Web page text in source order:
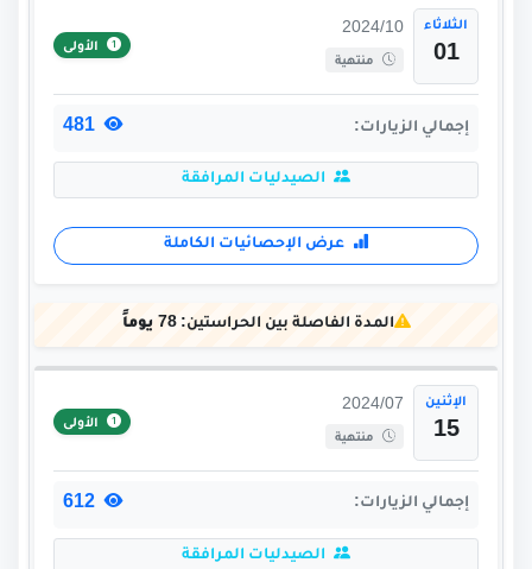
الثلاثاء
01
2024/10
منتهية
الأولى
إجمالي الزيارات:
الصيدليات المرافقة
عرض الإحصائيات الكاملة
المدة الفاصلة بين الحراستين:78 يوماً
الإثنين
15
2024/07
منتهية
الأولى
إجمالي الزيارات:
الصيدليات المرافقة